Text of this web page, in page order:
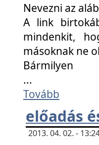
Nevezni az
A link
mindenkit,
másoknak ne
Bármilyen
...
Tovább
előadás
2013. 04. 02. -